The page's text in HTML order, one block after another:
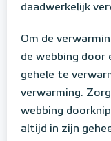
daadwerkelijk
Om de
de webbing door
gehele te
verwarming.
webbing
altijd in zijn